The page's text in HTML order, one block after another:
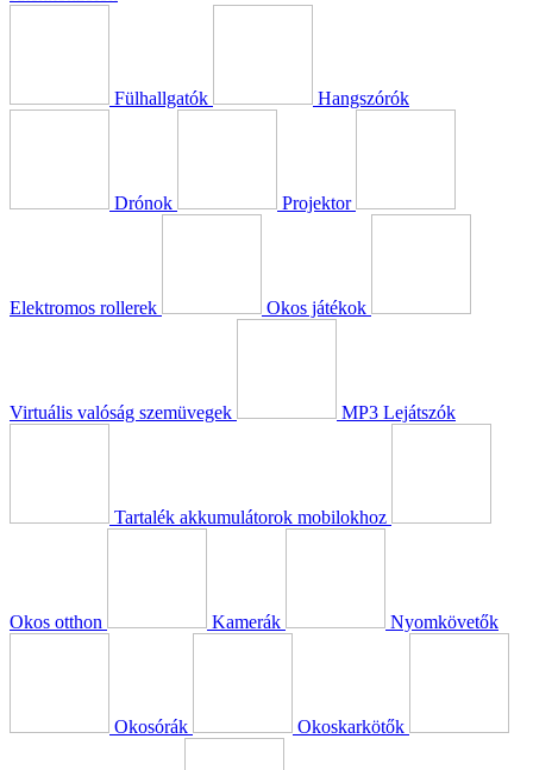
Fülhallgatók Hangszórók
Drónok Projektor
Elektromos rollerek Okos játékok
Virtuális valóság szemüvegek MP3 Lejátszók
Tartalék akkumulátorok mobilokhoz
Okos otthon Kamerák Nyomkövetők
Okosórák Okoskarkötők